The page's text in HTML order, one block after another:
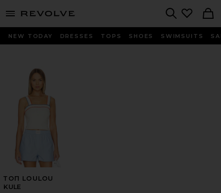
menu - shows more content
NEW TODAY DRESSES TOPS SHOES SWIMSUITS
ТОП LOULOU
KULE